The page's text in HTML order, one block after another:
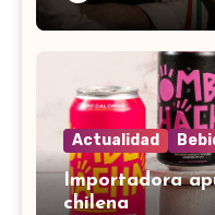
Actualidad
Importadora
chilena